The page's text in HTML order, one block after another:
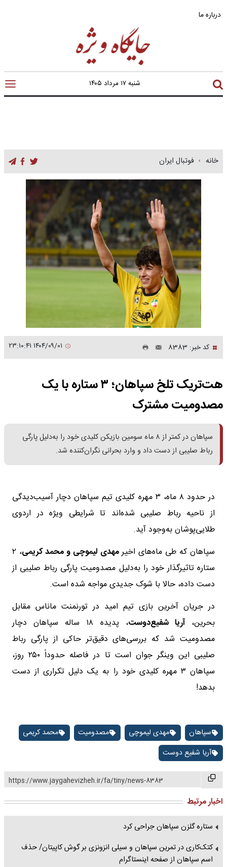
درباره ما
شنبه ۱۷ مرداد ۱۴۰۵
خانه فوتبال ایران
کد خبر: 8383
هت‌تریک تلخ سپاهان؛ ۳ ستاره با یک
مصدومیت مشترک
سپاهان در کمتر از ۸ ماه سومین بازیکن کلیدی خود را به‌دلیل پارگی
رباط صلیبی از دست داد و وارد بحرانی نگران‌کننده شد.
در حدود ۸ ماه، ۳ مهره کلیدی تیم سپاهان دچار آسیب‌دیدگی
از ناحیه رباط صلیبی شده‌اند تا شرایطی ویژه در اردوی
طلایی‌پوشان به‌وجود آید.
سپاهان که طی ماه‌های اخیرمهدی لیموچی و محمد کریمی ، ۲
ستاره تاثیرگذار خود را به‌دلیل مصدومیت پارگی رباط صلیبی از
دست داده، حالا با شوک جدیدی مواجه شده است.
در جریان آخرین بازی تیم امید در تورنمنت ماناس مقابل
بحرین،آریا شفیع‌دوست
، پدیده ۱۸ ساله سپاهان دچار
مصدومیت شد که بررسی‌های دقیق‌تر حاکی از پارگی رباط
صلیبی این وینگر جوان است تا در فاصله حدوداً ۲۵۰ روز،
سپاهان ۳ مهره کلیدی خود را به یک دلیل تکراری از دست
بدهد!
سپاهان مهدی لیموچی مصدومیت
محمد کریمی
آریا شفیع دوست
https://www.jaygahevizheh.ir/fa/tiny/news-8383
اخبار مرتبط
ستاره گلزن سپاهان جراحی کرد
کتک‌کاری در تمرین سپاهان و سیلی انزونزی بر گوش کاپیتان/ حذف
اسم سپاهان از صفحه اینستاگرام